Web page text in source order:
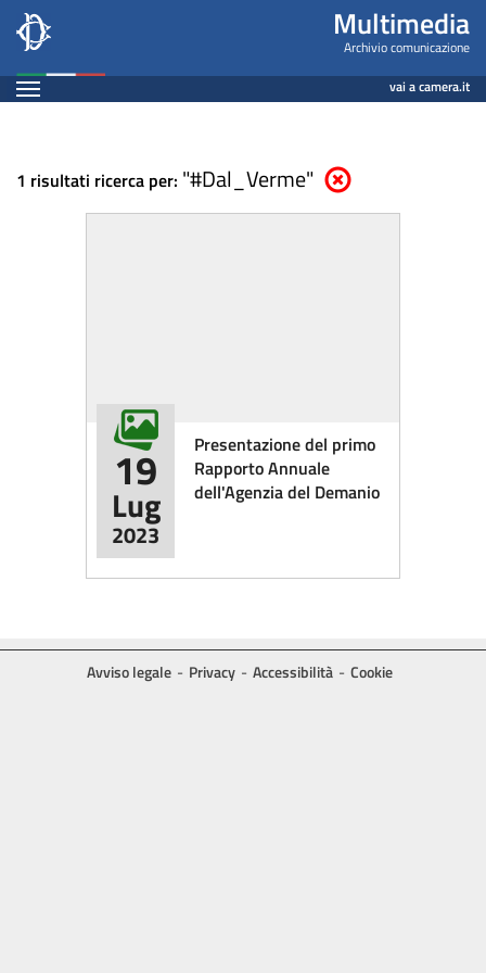
Salta
contenuto
principale
Multimedia
-
Archivio
Multimedia
Archivio comunicazione
Espandi vai a camera.it
Contenuto
1 risultati ricerca per: "#Dal_Verme" Elimina parametri di
Presentazione del primo
Rapporto Annuale
dell'Agenzia del Demanio
19
Lug
2023
Avviso legale Privacy Accessibilità Cookie